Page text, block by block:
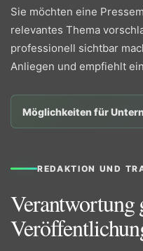
Sie möchten eine
relevantes Thema
professionell sichtbar
Anliegen und empfiehlt
Möglichkeiten für
REDAKTION UND
Verantwortung